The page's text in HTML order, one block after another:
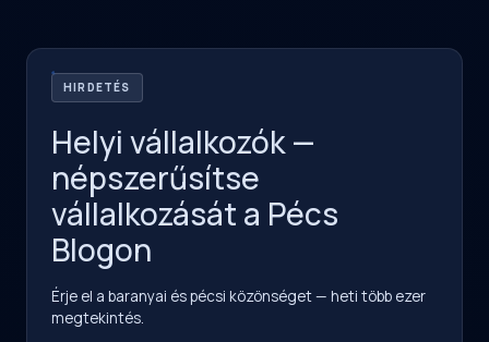
HIRDETÉS
Helyi vállalkozók —
népszerűsítse
vállalkozását a Pécs
Blogon
Érje el a baranyai és pécsi közönséget — heti több ezer
megtekintés.